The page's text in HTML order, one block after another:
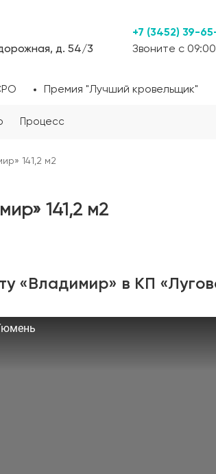
д. 54/3
+7 (3452) 39-
Звоните с
Премия "Лучший кровельщик"
Процесс
141,2 м2
141,2 м2
«Владимир» в КП